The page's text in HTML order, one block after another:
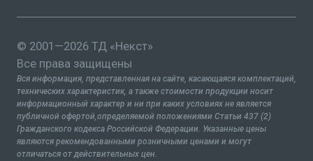
© 2001—2026 ТД «Некст»
Все права защищены
Вся информация, представленная на сайте, касающаяся комплектаций,
технических характеристик, а также стоимости продукции носит
информационный характер и ни при каких условиях не является
публичной офертой,определяемой положениями Статьи 437 (2)
Гражданского кодекса Российской Федерации. Указанные цены
являются рекомендованными розничными ценами и могут
отличаться от действительных цен.